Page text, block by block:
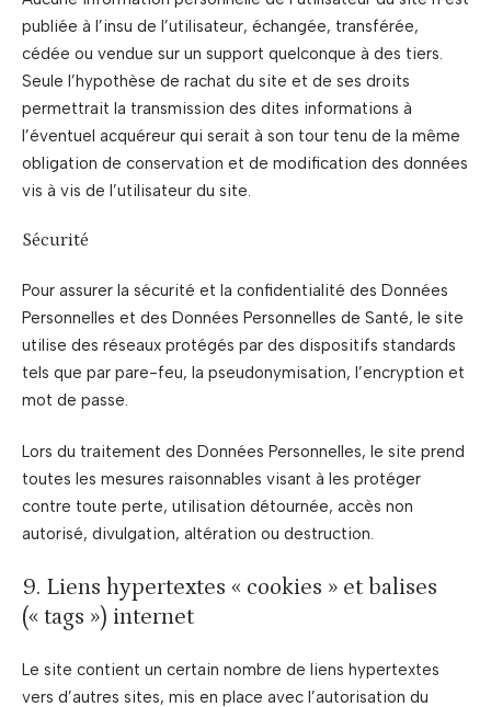
publiée à l’insu de l’utilisateur, échangée, transférée,
cédée ou vendue sur un support quelconque à des tiers.
Seule l’hypothèse de rachat du site et de ses droits
permettrait la transmission des dites informations à
l’éventuel acquéreur qui serait à son tour tenu de la même
obligation de conservation et de modification des données
vis à vis de l’utilisateur du site.
Sécurité
Pour assurer la sécurité et la confidentialité des Données
Personnelles et des Données Personnelles de Santé, le site
utilise des réseaux protégés par des dispositifs standards
tels que par pare-feu, la pseudonymisation, l’encryption et
mot de passe.
Lors du traitement des Données Personnelles, le site prend
toutes les mesures raisonnables visant à les protéger
contre toute perte, utilisation détournée, accès non
autorisé, divulgation, altération ou destruction.
9. Liens hypertextes « cookies » et balises
(« tags ») internet
Le site contient un certain nombre de liens hypertextes
vers d’autres sites, mis en place avec l’autorisation du